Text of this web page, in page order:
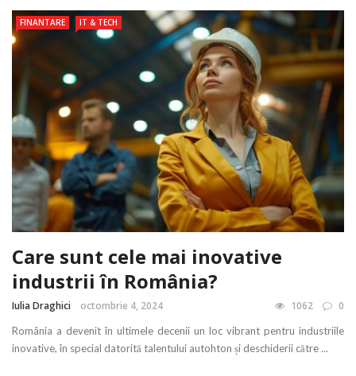
FINANTARE IT & TECH
Care sunt cele mai inovative
industrii în România?
Iulia Draghici octombrie 4, 2024 1062 0
România a devenit în ultimele decenii un loc vibrant pentru industriile
inovative, în special datorită talentului autohton și deschiderii către ...